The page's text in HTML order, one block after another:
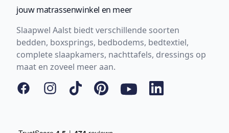
jouw matrassenwinkel en meer
Slaapwel Aalst biedt verschillende soorten
bedden, boxsprings, bedbodems, bedtextiel,
complete slaapkamers, nachttafels, dressings op
maat en zoveel meer aan.
FacebookInstagram
Tiktok PinterestYouTubeLinkedIn